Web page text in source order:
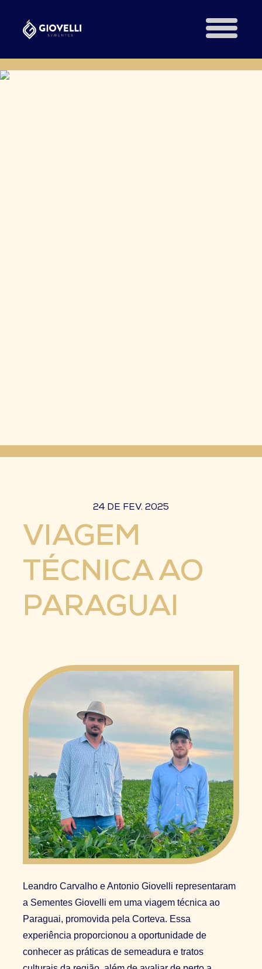
24 DE FEV. 2025
VIAGEM
TÉCNICA AO
PARAGUAI
Leandro Carvalho e Antonio Giovelli representaram
a Sementes Giovelli em uma viagem técnica ao
Paraguai, promovida pela Corteva. Essa
experiência proporcionou a oportunidade de
conhecer as práticas de semeadura e tratos